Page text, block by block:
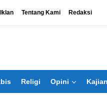
Tentang Kami Redaksi
Religi Opini